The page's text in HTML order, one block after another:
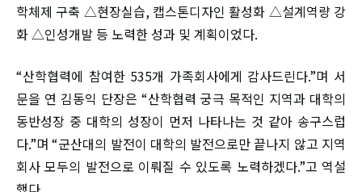
학체제 구축 △현장실습, 캡스톤디자인 활성화 △설계역량 강
화 △인성개발 등 노력한 성과 및 계획이었다.
“산학협력에 참여한 535개 가족회사에게 감사드린다.”며 서
문을 연 김동익 단장은 “산학협력 궁극 목적인 지역과 대학의
동반성장 중 대학의 성장이 먼저 나타나는 것 같아 송구스럽
다.”며 “군산대의 발전이 대학의 발전으로만 끝나지 않고 지역
회사 모두의 발전으로 이뤄질 수 있도록 노력하겠다.”고 역설